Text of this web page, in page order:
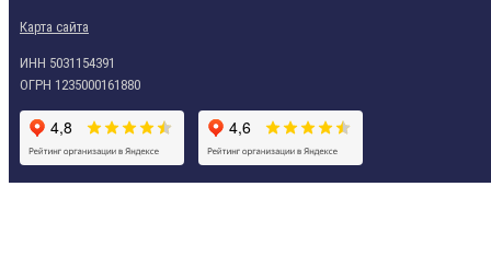
Карта сайта
ИНН 5031154391
ОГРН 1235000161880